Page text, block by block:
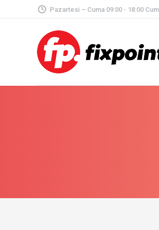
Pazartesi – Cuma 09:00 - 18:00